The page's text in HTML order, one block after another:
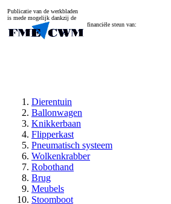
Publicatie van de werkbladen
is mede mogelijk dankzij de
financiële steun van:
Dierentuin
Ballonwagen
Knikkerbaan
Flipperkast
Pneumatisch systeem
Wolkenkrabber
Robothand
Brug
Meubels
Stoomboot